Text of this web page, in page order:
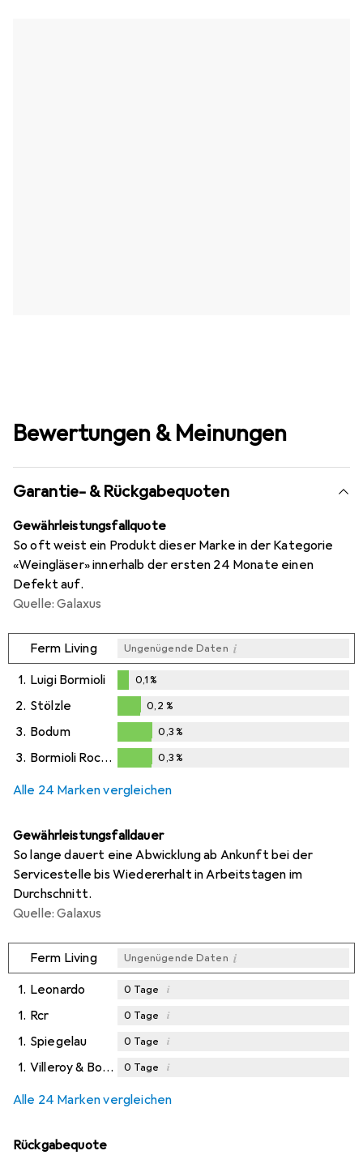
Bewertungen & Meinungen
Garantie- & Rückgabequoten
Gewährleistungsfallquote
So oft weist ein Produkt dieser Marke in der Kategorie
«Weingläser» innerhalb der ersten 24 Monate einen
Defekt auf.
Quelle: Galaxus
Ferm Living Ungenügende Daten i
1. Luigi Bormioli
%
0,1%
2. Stölzle
0,2%
0,2 %
3. Bodum
0,3%
0,3%
3. Bormioli Rocco 0,3%
Alle 24 Marken vergleichen
Gewährleistungsfalldauer
So lange dauert eine Abwicklung ab Ankunft bei der
Servicestelle bis Wiedererhalt in Arbeitstagen im
Durchschnitt.
Quelle: Galaxus
Ferm Living Ungenügende Daten i
1. Leonardo 0 Tage i
1. Rcr 0 Tage i
1. Spiegelau 0 Tage i
1. Villeroy & Boch 0 Tage i
Alle 24 Marken vergleichen
Rückgabequote